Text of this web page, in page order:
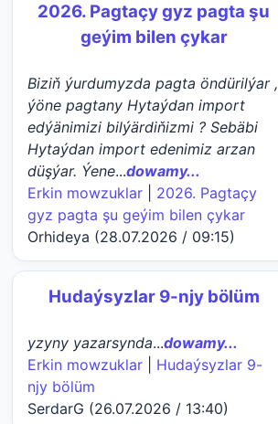
2026. Pagtaçy gyz pagta şu
geýim bilen çykar
Biziň ýurdumyzda pagta öndürilýar ,
ýöne pagtany Hytaýdan import
edýänimizi bilýärdiňizmi ? Sebäbi
Hytaýdan import edenimiz arzan
düşýar. Ýene...dowamy...
Erkin mowzuklar
2026. Pagtaçy
gyz pagta şu geýim bilen çykar
Orhideya (28.07.2026 / 09:15)
Hudaýsyzlar 9-njy bölüm
yzyny yazarsynda...dowamy...
Erkin mowzuklar
Hudaýsyzlar 9-
njy bölüm
SerdarG (26.07.2026 / 13:40)